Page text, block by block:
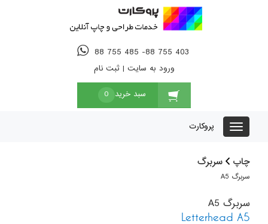
88 755 485 -88 755 403
ورود به سایت |ثبت نام
سبد خرید 0
پروکارت
چاپ سربرگ
سربرگ A5
سربرگ A5
Letterhead A5